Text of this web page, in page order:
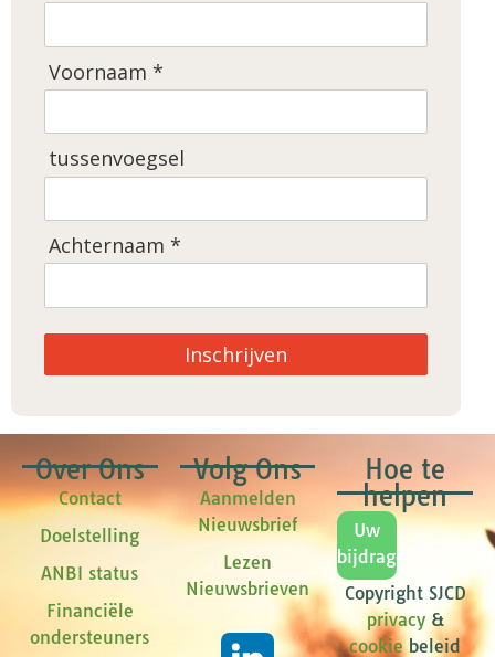
Voornaam *
tussenvoegsel
Achternaam *
Inschrijven
Over Ons
Contact
Doelstelling
ANBI status
Financiële
ondersteuners
Volg Ons
Aanmelden
Nieuwsbrief
Lezen
Nieuwsbrieven
Hoe te
helpen
Uw
bijdrage
Copyright SJCD
privacy&
cookiebeleid